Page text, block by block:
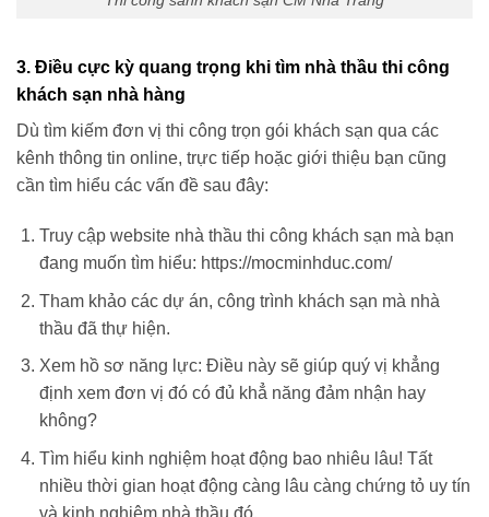
3. Điều cực kỳ quang trọng khi tìm nhà thầu thi công
khách sạn nhà hàng
Dù tìm kiếm đơn vị thi công trọn gói khách sạn qua các
kênh thông tin online, trực tiếp hoặc giới thiệu bạn cũng
cần tìm hiểu các vấn đề sau đây:
Truy cập website nhà thầu thi công khách sạn mà bạn
đang muốn tìm hiểu: https://mocminhduc.com/
Tham khảo các dự án, công trình khách sạn mà nhà
thầu đã thự hiện.
Xem hồ sơ năng lực: Điều này sẽ giúp quý vị khẳng
định xem đơn vị đó có đủ khẳ năng đảm nhận hay
không?
Tìm hiểu kinh nghiệm hoạt động bao nhiêu lâu! Tất
nhiều thời gian hoạt động càng lâu càng chứng tỏ uy tín
và kinh nghiệm nhà thầu đó.